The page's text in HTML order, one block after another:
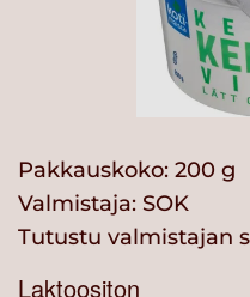
Pakkauskoko: 200 g
Valmistaja: SOK
Tutustu valmistajan
Laktoositon